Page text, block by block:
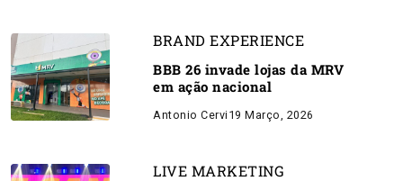
BRAND EXPERIENCE
BBB 26 invade lojas da MRV
em ação nacional
Antonio Cervi 19 Março, 2026
LIVE MARKETING